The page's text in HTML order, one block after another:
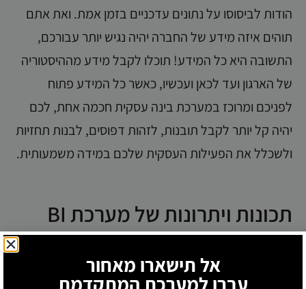
הודות לביסוסו על נתונים עדכניים בזמן אמת. ואת אתם
תוהים איזה מידע של החברה יהיה נגיש יותר עבורכם,
התשובה היא כל המידע! תוכלו לקבל מידע מההיסטוריה
של הארגון ועד לכאן ועכשיו, כאשר כל המידע פתוח
לפניכם ומרוכז במערכת בינה עסקית חכמה אחת, לכם
יהיה קל יותר לקבל תובנות, לזהות דפוסים, לבנות תחזיות
ולשכלל את הפעילות העסקית שלכם במידה משמעותית.
תכונות ויתרונות של מערכת BI
תצוגת נתונים קלה
אל תישארו מאחור
עברו למערכת המתקדמת